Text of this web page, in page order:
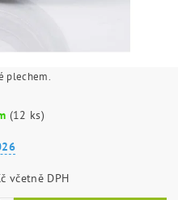
plechem.
(12 ks)
87,12 Kč včetně DPH